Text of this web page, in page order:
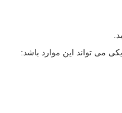
می تواند این موارد باشد: